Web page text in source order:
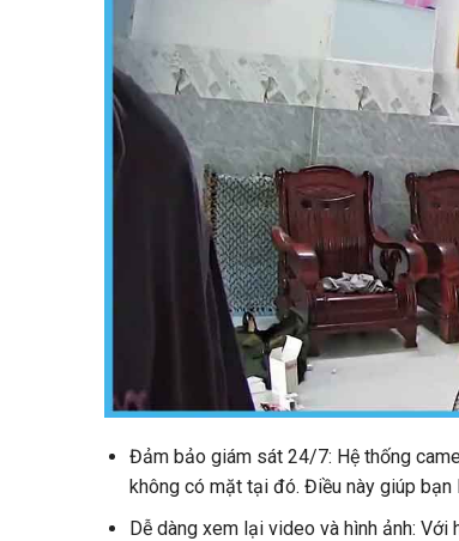
Đảm bảo giám sát 24/7: Hệ thống
không có mặt tại đó. Điều này giúp
Dễ dàng xem lại video và hình ảnh: